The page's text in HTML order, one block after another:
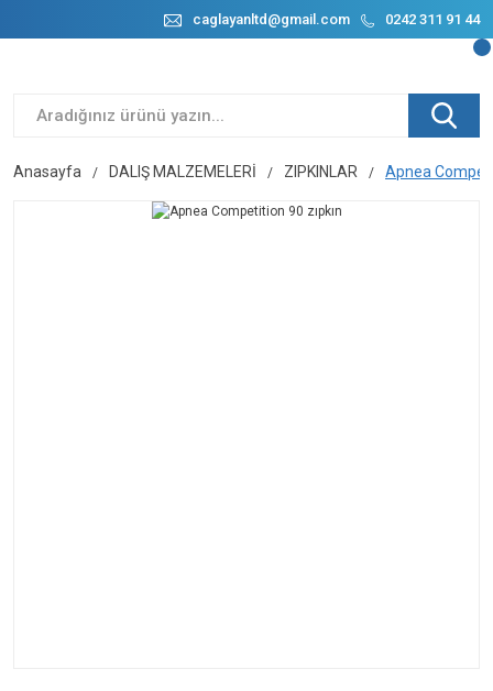
caglayanltd@gmail.com 0242 311 91 44
Anasayfa DALIŞ MALZEMELERİ ZIPKINLAR Apnea